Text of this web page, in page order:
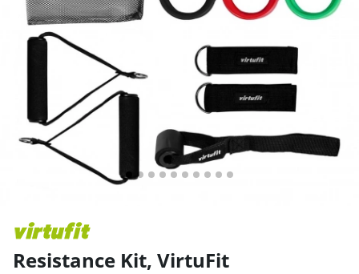
Resistance Kit, VirtuFit